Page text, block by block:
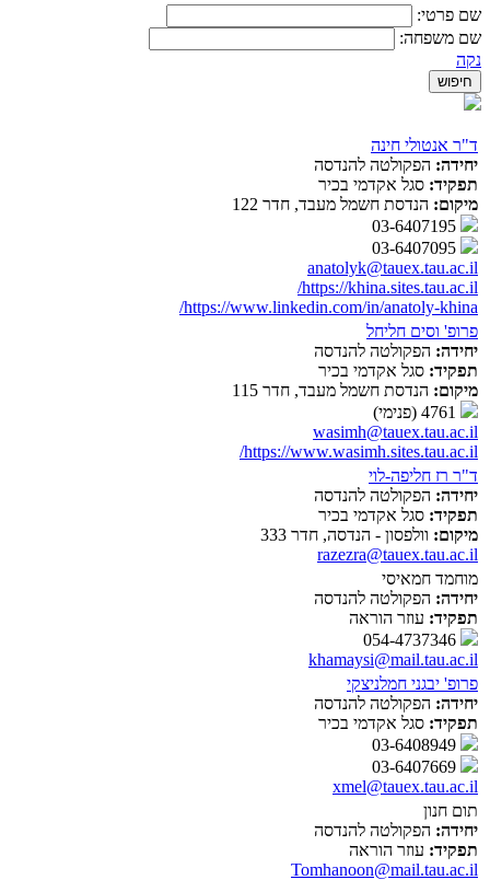
שם פרטי:
שם משפחה:
נקה
ד"ר אנטולי חינה
יחידה: הפקולטה להנדסה
תפקיד: סגל אקדמי בכיר
מיקום: הנדסת חשמל מעבד, חדר 122
anatolyk@tauex.tau.ac.il
https://khina.sites.tau.ac.il/
https://www.linkedin.com/in/anatoly-khina/
פרופ' וסים חליחל
יחידה: הפקולטה להנדסה
תפקיד: סגל אקדמי בכיר
מיקום: הנדסת חשמל מעבד, חדר 115
wasimh@tauex.tau.ac.il
https://www.wasimh.sites.tau.ac.il/
ד"ר רז חליפה-לוי
יחידה: הפקולטה להנדסה
תפקיד: סגל אקדמי בכיר
מיקום: וולפסון - הנדסה, חדר 333
razezra@tauex.tau.ac.il
מוחמד חמאיסי
יחידה: הפקולטה להנדסה
תפקיד: עוזר הוראה
khamaysi@mail.tau.ac.il
פרופ' יבגני חמלניצקי
יחידה: הפקולטה להנדסה
תפקיד: סגל אקדמי בכיר
xmel@tauex.tau.ac.il
תום חנון
יחידה: הפקולטה להנדסה
תפקיד: עוזר הוראה
Tomhanoon@mail.tau.ac.il